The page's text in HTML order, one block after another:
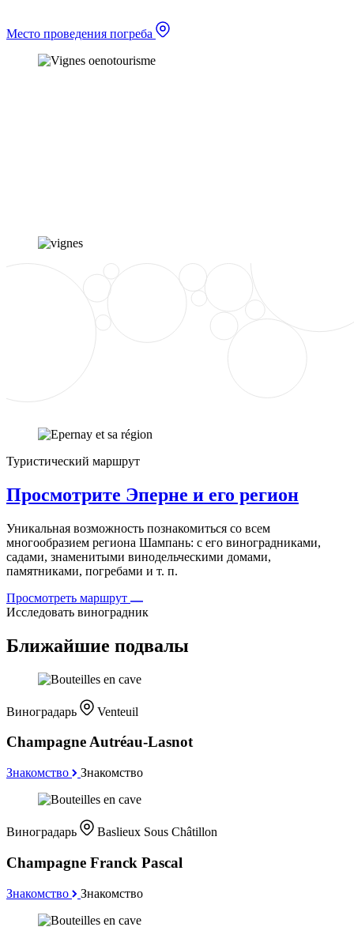
Место проведения погреба
Туристический маршрут
Просмотрите Эперне и его регион
Уникальная возможность познакомиться со всем
многообразием региона Шампань: с его виноградниками,
садами, знаменитыми винодельческими домами,
памятниками, погребами и т. п.
Просмотреть маршрут
Исследовать виноградник
Ближайшие подвалы
Виноградарь Venteuil
Champagne Autréau-Lasnot
Знакомство Знакомство
Виноградарь Baslieux Sous Châtillon
Champagne Franck Pascal
Знакомство Знакомство